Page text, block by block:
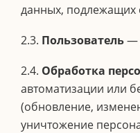
данных, подлежащих
2.3. Пользователь—
2.4. Обработка
автоматизации или
(обновление,
уничтожение